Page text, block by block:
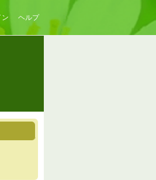
ン ヘルプ